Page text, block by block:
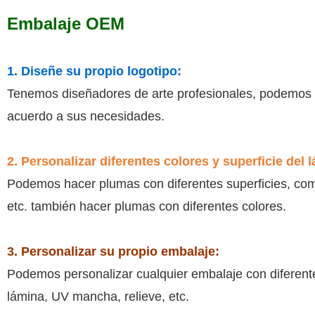
Embalaje OEM
1. Diseñe su propio logotipo:
Tenemos diseñadores de arte profesionales,
acuerdo a sus necesidades.
2. Personalizar diferentes colores y superficie del
Podemos hacer plumas con diferentes superficies,
etc. también hacer plumas con diferentes colores.
3. Personalizar su propio embalaje:
Podemos personalizar cualquier embalaje con
lámina, UV mancha, relieve, etc.